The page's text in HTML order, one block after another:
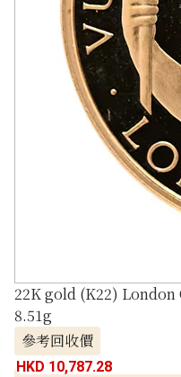
22K gold (K22)
8.51g
參考回收價
HKD 10,787.28